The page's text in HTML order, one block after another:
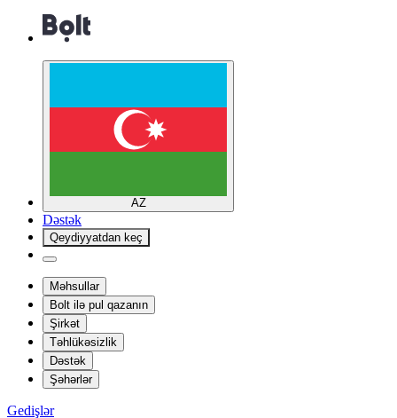
AZ
Dəstək
Qeydiyyatdan keç
Məhsullar
Bolt ilə pul qazanın
Şirkət
Təhlükəsizlik
Dəstək
Şəhərlər
Gedişlər